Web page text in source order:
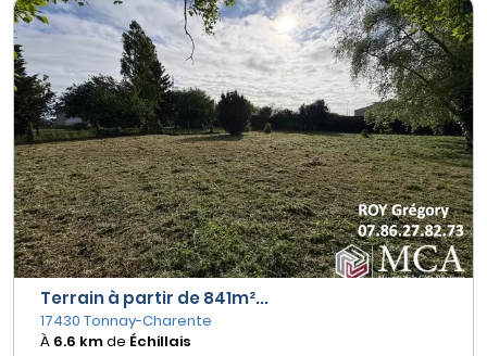
Terrain à partir de 841m²...
17430 Tonnay-Charente
À 6.6 kmde Échillais